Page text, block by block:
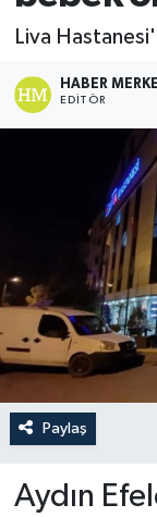
Liva
HABER
EDITÖR
Paylaş
Aydın